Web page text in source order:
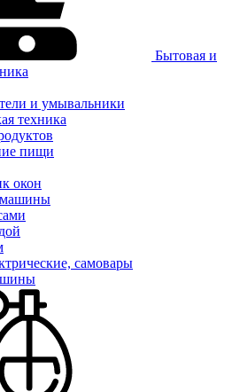
Бытовая и
и умывальники
техника
пищи
окон
машины
самовары